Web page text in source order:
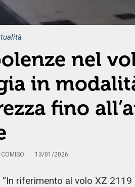
nel
in
fino
COMISO 13/01/2026
“In riferimento al volo XZ